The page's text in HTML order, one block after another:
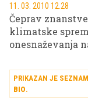
11. 03. 2010 12.28
Čeprav
klimatske
onesnaževanja
PRIKAZAN JE
BIO.